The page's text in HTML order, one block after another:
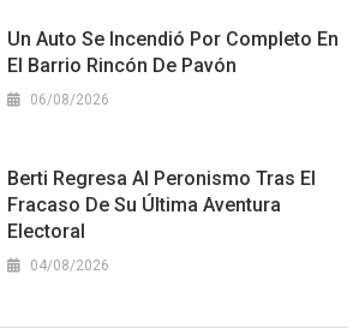
Un Auto Se Incendió Por Completo En
El Barrio Rincón De Pavón
06/08/2026
Berti Regresa Al Peronismo Tras El
Fracaso De Su Última Aventura
Electoral
04/08/2026